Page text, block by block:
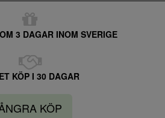
3 DAGAR INOM SVERIGE
KÖP I 30 DAGAR
KÖP